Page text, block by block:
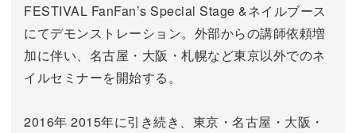
FESTIVAL FanFan’s Special Stage &ネイルブース
にてデモンストレーション。外部からの講師依頼増
加に伴い、名古屋・大阪・札幌など東京以外でのネ
イルセミナーを開始する。
2016年 2015年に引き続き、東京・名古屋・大阪・